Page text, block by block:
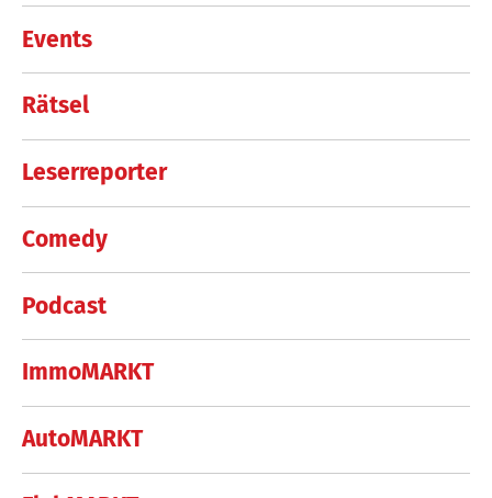
Events
Rätsel
Leserreporter
Comedy
Podcast
ImmoMARKT
AutoMARKT